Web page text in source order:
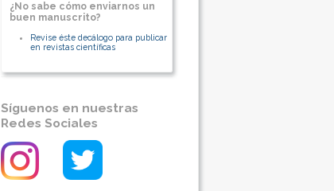
¿No sabe cómo enviarnos un
buen manuscrito?
Revise éste decálogo para publicar
en revistas científicas
Síguenos en nuestras
Redes Sociales